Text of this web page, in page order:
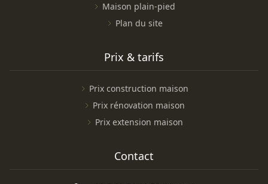
Maison plain-pied
Plan du site
Prix & tarifs
Prix construction maison
Prix rénovation maison
Prix extension maison
Contact